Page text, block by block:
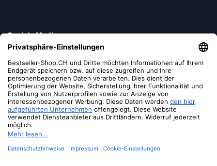
Soziale Medien
© 2026 Bestseller-Shop.CH - Alle Rechte vorbehalten
Real Life
Charcuterie
Board Acacia